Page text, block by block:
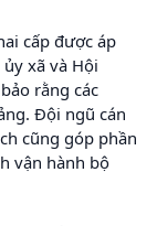
cấp được áp
xã và Hội
rằng các
Đội ngũ cán
cũng góp phần
vận hành bộ